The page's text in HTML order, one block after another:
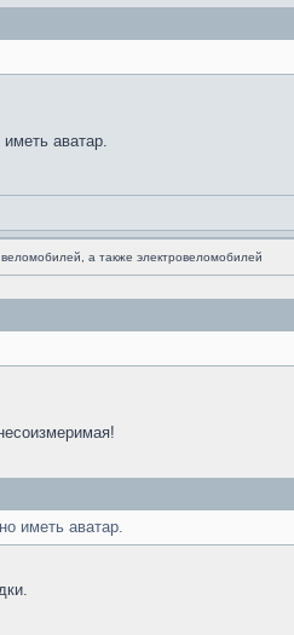
аватар.
а также электровеломобилей
иметь аватар.